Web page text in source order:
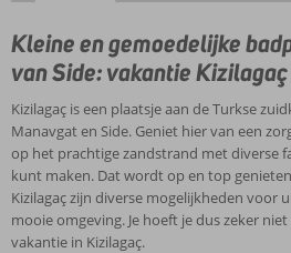
Kleine en gemoedelijke
van Side: vakantie Kizilagaç
Kizilagaç is een plaatsje aan de Turkse
Manavgat en Side. Geniet hier van een
op het prachtige zandstrand met diverse
kunt maken. Dat wordt op en top
Kizilagaç zijn diverse mogelijkheden voor
mooie omgeving. Je hoeft je dus zeker
vakantie in Kizilagaç.